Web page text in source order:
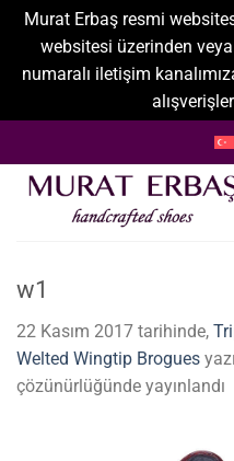
Murat Erbaş resmi
websitesi üzerinden
numaralı iletişim
atla
w1
22 Kasım 2017 tarihinde,
Welted Wingtip Brogues
çözünürlüğünde yayınlandı